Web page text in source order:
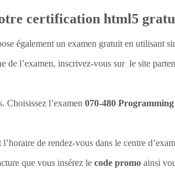
certification html5
également un examen gratuit en utilisant
de l’examen, inscrivez-vous sur le site
Choisissez l’examen 070-480
de rendez-vous dans le centre
que vous insérez le code promo ainsi